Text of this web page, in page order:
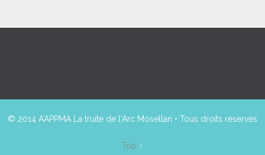
© 2014 AAPPMA La truite de l'Arc Mosellan • Tous droits réservés
Top ↑